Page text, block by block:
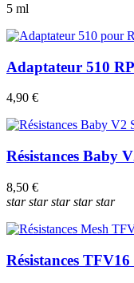
5 ml
Adaptateur 510
4,90 €
Résistances Baby
8,50 €
starstarstarstarstar
Résistances TFV16